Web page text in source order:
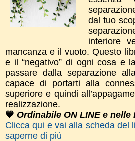
dal tuo
interiore
mancanza e il vuoto. Questo
e il “negativo” di ogni cosa e
passare dalla separazione
capace di portarti alla
superiore e quindi
realizzazione.
💙 Ordinabile ON LINE e nelle
Clicca qui e vai alla scheda del
saperne di più